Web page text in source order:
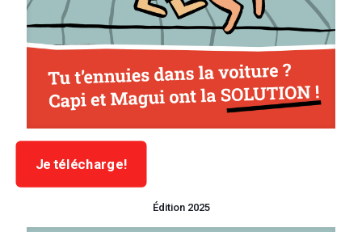
Je télécharge!
Édition 2025